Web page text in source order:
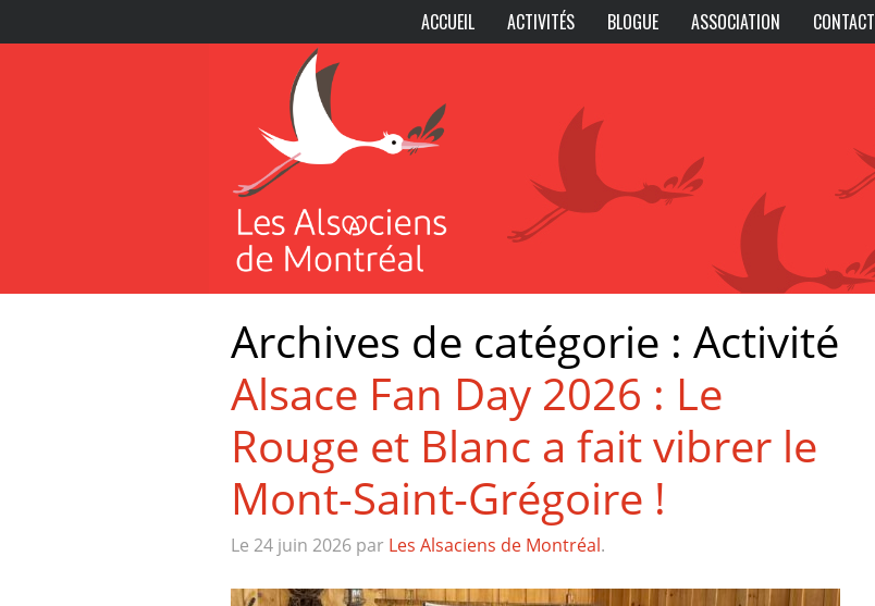
ACCUEIL ACTIVITÉS BLOGUE ASSOCIATION CONTACT
Archives de catégorie : Activité
Alsace Fan Day 2026 : Le
Rouge et Blanc a fait vibrer le
Mont-Saint-Grégoire !
Le 24 juin 2026 par Les Alsaciens de Montréal.